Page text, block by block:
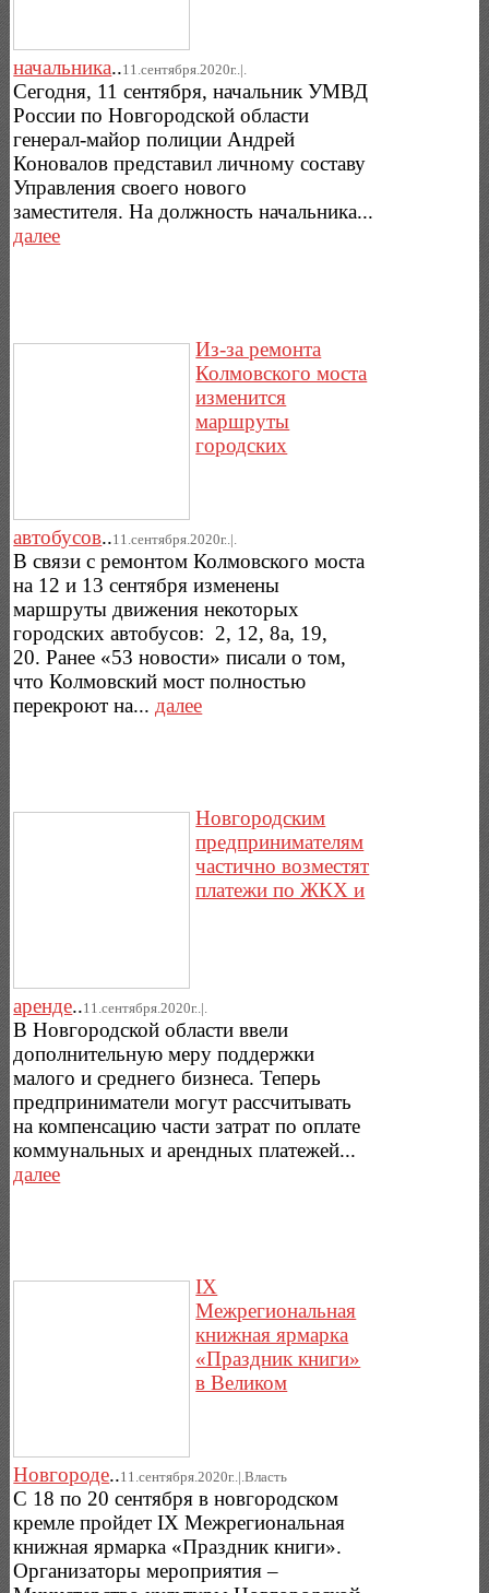
начальника..11.сентября.2020г..|.
Сегодня, 11 сентября, начальник УМВД
России по Новгородской области
генерал-майор полиции Андрей
Коновалов представил личному составу
Управления своего нового
заместителя. На должность начальника...
далее
Из-за ремонта
Колмовского моста
изменится
маршруты
городских
автобусов..11.сентября.2020г..|.
В связи с ремонтом Колмовского моста
на 12 и 13 сентября изменены
маршруты движения некоторых
городских автобусов: 2, 12, 8а, 19,
20. Ранее «53 новости» писали о том,
что Колмовский мост полностью
перекроют на... далее
Новгородским
предпринимателям
частично возместят
платежи по ЖКХ и
аренде..11.сентября.2020г..|.
В Новгородской области ввели
дополнительную меру поддержки
малого и среднего бизнеса. Теперь
предприниматели могут рассчитывать
на компенсацию части затрат по оплате
коммунальных и арендных платежей...
далее
IX
Межрегиональная
книжная ярмарка
«Праздник книги»
в Великом
Новгороде..11.сентября.2020г..|.Власть
С 18 по 20 сентября в новгородском
кремле пройдет IX Межрегиональная
книжная ярмарка «Праздник книги».
Организаторы мероприятия –